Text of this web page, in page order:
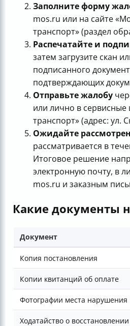
Заполните форму
mos.ru или на сайте
транспорт» (раздел
Распечатайте и
затем загрузите скан
подписанного
подтверждающих
Отправьте жалобу
или лично в
транспорт» (адрес: ул.
Ожидайте
рассматривается в
Итоговое решение
электронную почту, в
mos.ru и заказным
Какие документы
Документ
Копия постановления
Копии квитанций об оплате
Фотографии места нарушения
Ходатайство о